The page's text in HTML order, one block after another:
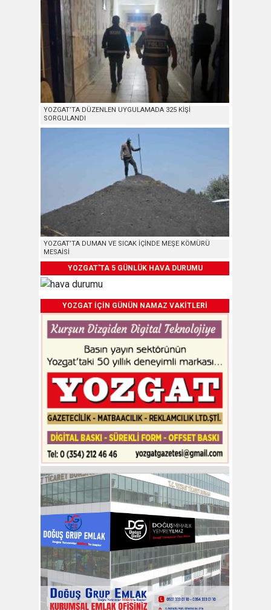
YOZGAT’TA DÜZENLEN UYGULAMADA 325 KİŞİ
SORGULANDI
YOZGAT’TA DUMAN VE SICAK İÇİNDE MEŞE KÖMÜRÜ
MESAİSİ
YOZGAT'TA 5 GÜNLÜK HAVA DURUMU
YOZGAT İÇİN GÜNÜN NAMAZ VAKİTLERİ